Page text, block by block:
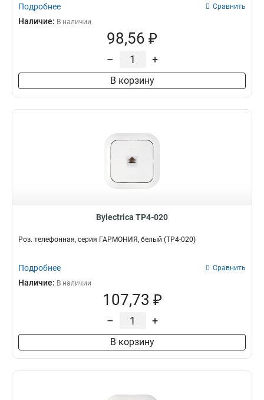
Подробнее Сравнить
Наличие: В наличии
98,56 ₽
– +
В корзину
Bylectrica ТР4-020
Роз. телефонная, серия ГАРМОНИЯ, белый (ТР4-020)
Подробнее Сравнить
Наличие: В наличии
107,73 ₽
– +
В корзину